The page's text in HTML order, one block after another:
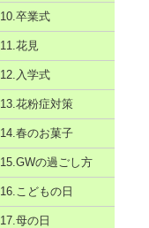
10.卒業式
11.花見
12.入学式
13.花粉症対策
14.春のお菓子
15.GWの過ごし方
16.こどもの日
17.母の日